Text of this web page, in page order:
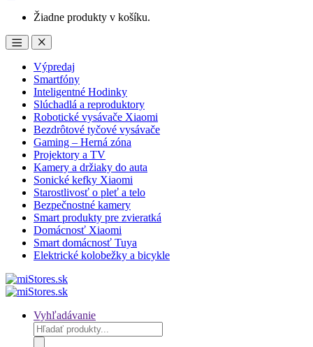
Žiadne produkty v košíku.
Open Close
Výpredaj
Smartfóny
Inteligentné Hodinky
Slúchadlá a reproduktory
Robotické vysávače Xiaomi
Bezdrôtové tyčové vysávače
Gaming – Herná zóna
Projektory a TV
Kamery a držiaky do auta
Sonické kefky Xiaomi
Starostlivosť o pleť a telo
Bezpečnostné kamery
Smart produkty pre zvieratká
Domácnosť Xiaomi
Smart domácnosť Tuya
Elektrické kolobežky a bicykle
Vyhľadávanie
Products
search